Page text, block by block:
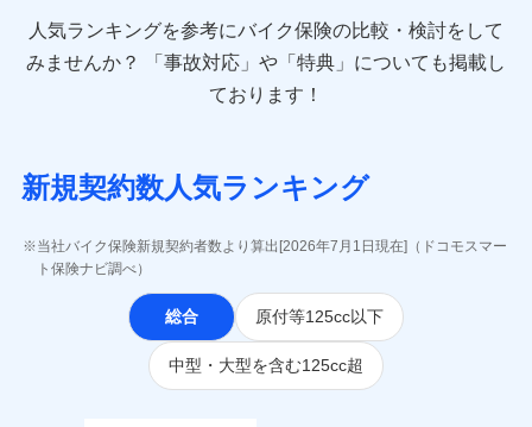
アニコム損害保険株式会社 (https://www.anicom-
sompo.co.jp/)
東京海上ダイレクト損害保険株式会社
(https://www.e-design.net/)
ＳＢＩ損害保険株式会社
ジェイアイ傷害火災保険株式会社
(https://www.jihoken.co.jp/)
ソニー損害保険株式会社
(https://www.sonysonpo.co.jp/)
損害保険ジャパン株式会社 (https://www.sompo-
japan.co.jp/)
ＳＯＭＰＯダイレクト損害保険株式会社
人気ランキングを参考にバイク保険の比較・検討をして
みませんか？
「事故対応」や「特典」についても掲載し
ております！
新規契約数人気ランキング
当社バイク保険新規契約者数より算出[2026年7月1日現在]（ドコモスマー
ト保険ナビ調べ）
総合 原付等125cc以下
中型・大型を含む125cc超